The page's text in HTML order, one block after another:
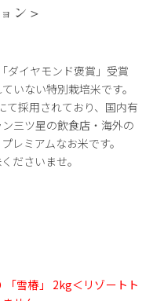
ン＞
ダイヤモンド褒賞」受賞
いない特別栽培米です。
て採用されており、国内有
三ツ星の飲食店・海外の
レミアムなお米です。
ださいませ。
「雪椿」 2kg＜リゾートト